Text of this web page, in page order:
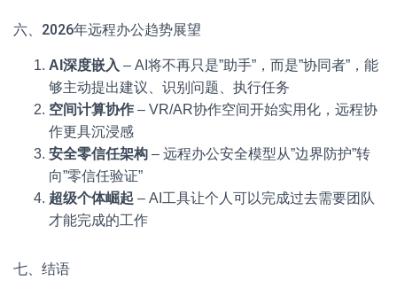
六、2026年远程办公趋势展望
AI深度嵌入 – AI将不再只是”助手”，而是”协同者”，能
够主动提出建议、识别问题、执行任务
空间计算协作 – VR/AR协作空间开始实用化，远程协
作更具沉浸感
安全零信任架构 – 远程办公安全模型从”边界防护”转
向”零信任验证”
超级个体崛起 – AI工具让个人可以完成过去需要团队
才能完成的工作
七、结语